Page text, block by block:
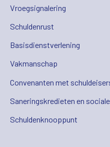
Vroegsignalering
Schuldenrust
Basisdienstverlening
Vakmanschap
Convenanten met
Saneringskredieten en
Schuldenknooppunt